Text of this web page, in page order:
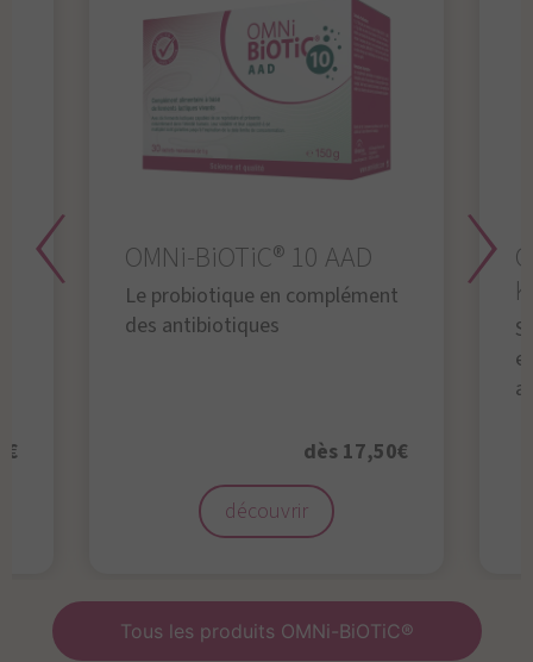
OMNi-BiOTiC® 10 AAD
Le probiotique en complément
des antibiotiques
dès 17,50€
découvrir
Tous les produits OMNi-BiOTiC®